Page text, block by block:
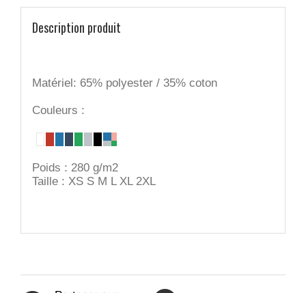
Description produit
Matériel: 65% polyester / 35% coton
Couleurs :
Poids : 280 g/m2
Taille : XS S M L XL 2XL